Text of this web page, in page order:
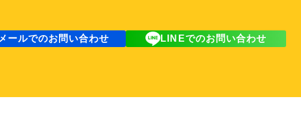
ールでのお問い合わせ LINEでのお問い合わせ